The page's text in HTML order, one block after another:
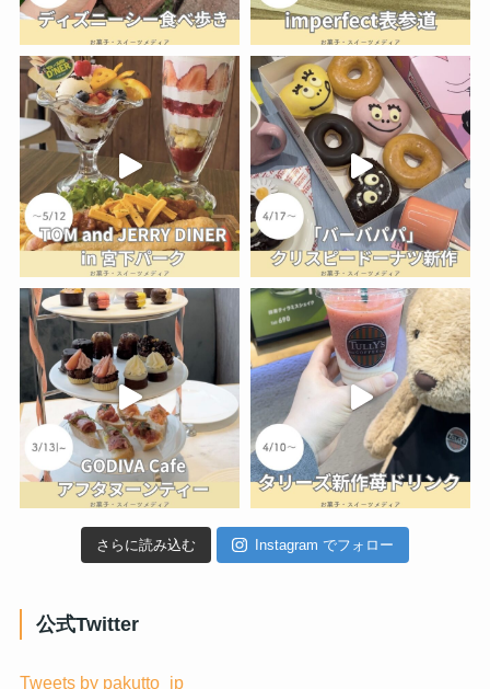
さらに読み込む Instagram でフォロー
公式Twitter
Tweets by pakutto_jp